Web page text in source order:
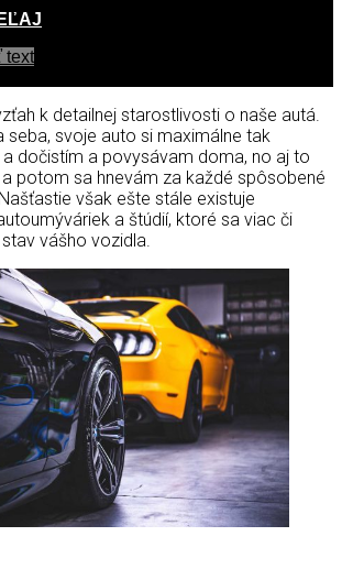
text
k detailnej starostlivosti o naše autá.
seba, svoje auto si maximálne tak
dočistím a povysávam doma, no aj to
potom sa hnevám za každé spôsobené
však ešte stále existuje
a štúdií, ktoré sa viac či
vášho vozidla.